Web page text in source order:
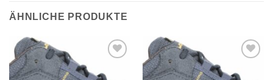
ÄHNLICHE PRODUKTE
wishlist
wishlist